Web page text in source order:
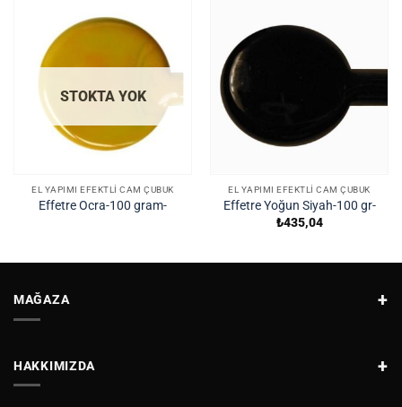
STOKTA YOK
EL YAPIMI EFEKTLI CAM ÇUBUK
Effetre Ocra-100 gram-
EL YAPIMI EFEKTLI CAM ÇUBUK
Effetre Yoğun Siyah-100 gr-
₺435,04
MAĞAZA
HAKKIMIZDA